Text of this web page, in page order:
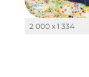
2 000 x 1 334